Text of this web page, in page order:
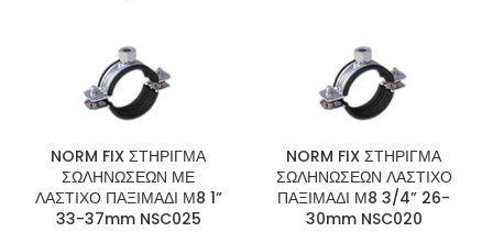
NORM FIX ΣΤΗΡΙΓΜΑ
ΣΩΛΗΝΩΣΕΩΝ ΜΕ
ΛΑΣΤΙΧΟ ΠΑΞΙΜΑΔΙ Μ8 1”
33-37mm NSC025
NORM FIX ΣΤΗΡΙΓΜΑ
ΣΩΛΗΝΩΣΕΩΝ ΛΑΣΤΙΧΟ
ΠΑΞΙΜΑΔΙ Μ8 3/4” 26-
30mm NSC020